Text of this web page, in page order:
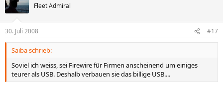
Fleet Admiral
30. Juli 2008 #17
Saiba schrieb:
Soviel ich weiss, sei Firewire für Firmen anscheinend um einiges
teurer als USB. Deshalb verbauen sie das billige USB....